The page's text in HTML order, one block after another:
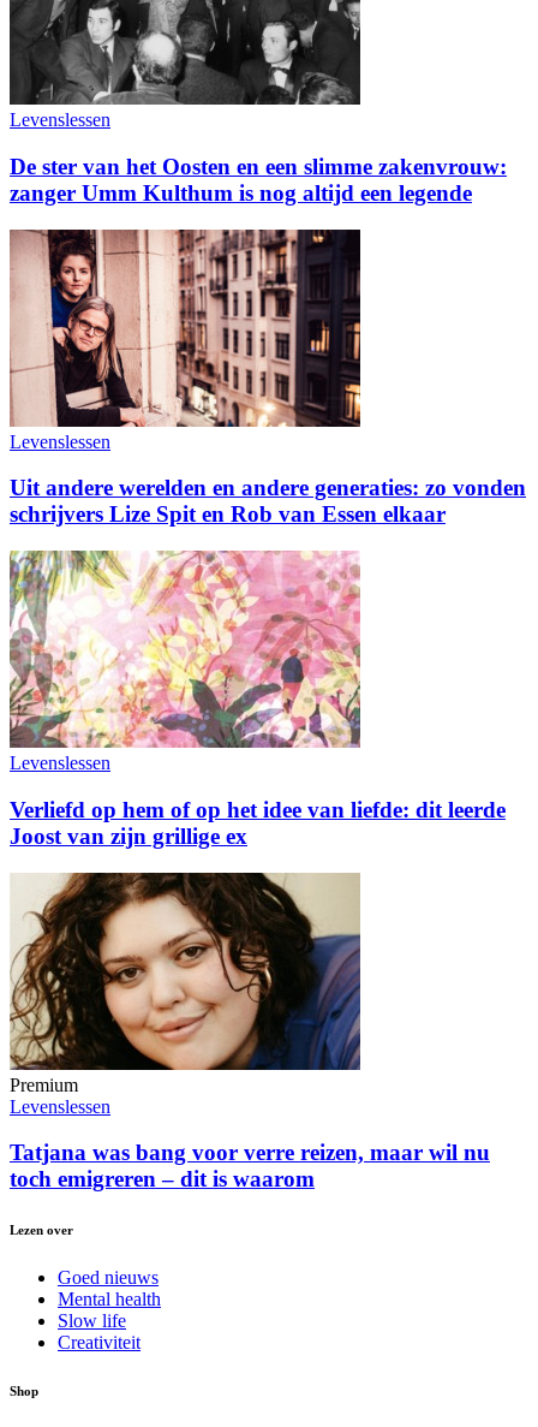
Levenslessen
De ster van het Oosten en een slimme zakenvrouw:
zanger Umm Kulthum is nog altijd een legende
Levenslessen
Uit andere werelden en andere generaties: zo vonden
schrijvers Lize Spit en Rob van Essen elkaar
Levenslessen
Verliefd op hem of op het idee van liefde: dit leerde
Joost van zijn grillige ex
Premium
Levenslessen
Tatjana was bang voor verre reizen, maar wil nu
toch emigreren – dit is waarom
Lezen over
Goed nieuws
Mental health
Slow life
Creativiteit
Shop